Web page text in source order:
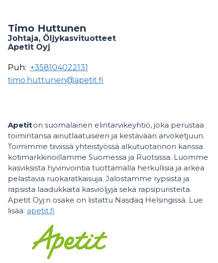
Timo Huttunen
Johtaja, Öljykasvituotteet
Apetit Oyj
Puh: +358104022131
timo.huttunen@apetit.fi
Apetiton suomalainen elintarvikeyhtiö, joka perustaa
toimintansa ainutlaatuiseen ja kestävään arvoketjuun.
Toimimme tiiviissä yhteistyössä alkutuotannon kanssa
kotimarkkinoillamme Suomessa ja Ruotsissa. Luomme
kasviksista hyvinvointia tuottamalla herkullisia ja arkea
pelastavia ruokaratkaisuja. Jalostamme rypsistä ja
rapsista laadukkaita kasviöljyjä sekä rapsipuristeita.
Apetit Oyj:n osake on listattu Nasdaq Helsingissä. Lue
lisää: apetit.fi